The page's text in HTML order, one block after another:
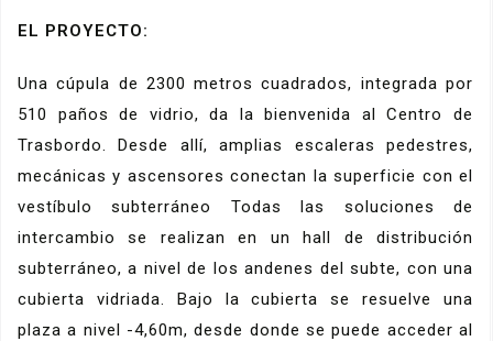
EL PROYECTO:
Una cúpula de 2300 metros cuadrados, integrada por
510 paños de vidrio, da la bienvenida al Centro de
Trasbordo. Desde allí, amplias escaleras pedestres,
mecánicas y ascensores conectan la superficie con el
vestíbulo subterráneo Todas las soluciones de
intercambio se realizan en un hall de distribución
subterráneo, a nivel de los andenes del subte, con una
cubierta vidriada. Bajo la cubierta se resuelve una
plaza a nivel -4,60m, desde donde se puede acceder al